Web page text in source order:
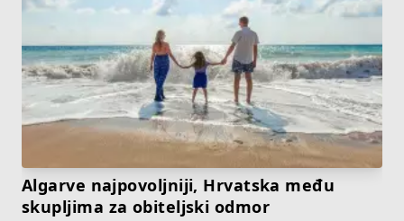
Algarve najpovoljniji, Hrvatska među
skupljima za obiteljski odmor